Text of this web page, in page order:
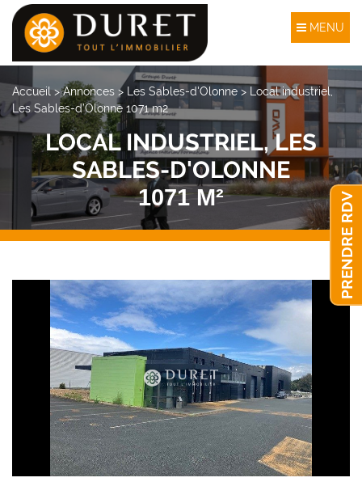
MENU
Accueil>Annonces > Les Sables-d'Olonne> Local industriel,
Les Sables-d’Olonne 1071 m2
LOCAL INDUSTRIEL, LES
SABLES-D'OLONNE
1071 M² PRENDRE RDV